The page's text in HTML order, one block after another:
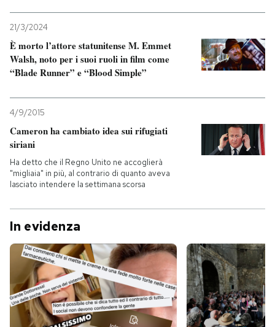
SHOP
CALENDARIO
AREA PERSONALE
21/3/2024
È morto l’attore statunitense M. Emmet
Walsh, noto per i suoi ruoli in film come
“Blade Runner” e “Blood Simple”
4/9/2015
Cameron ha cambiato idea sui rifugiati
siriani
Ha detto che il Regno Unito ne accoglierà
"migliaia" in più, al contrario di quanto aveva
lasciato intendere la settimana scorsa
In evidenza